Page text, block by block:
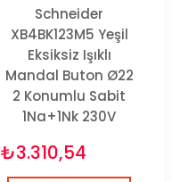
Schneider
XB4BK123M5 Yeşil
Eksiksiz Işıklı
Mandal Buton Ø22
2 Konumlu Sabit
1Na+1Nk 230V
₺3.310,54